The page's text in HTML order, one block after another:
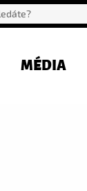
MÉDIA